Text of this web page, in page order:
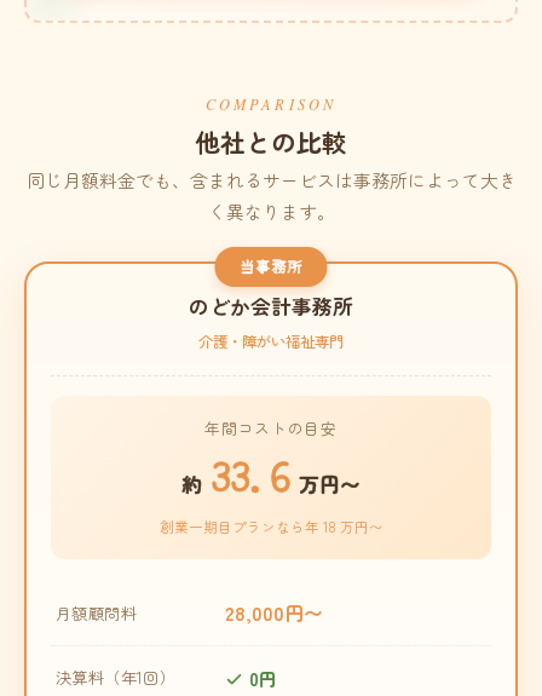
COMPARISON
他社との比較
同じ月額料金でも、含まれるサービスは事務所によって大き
く異なります。
当事務所
のどか会計事務所
介護・障がい福祉専門
年間コストの目安
約 33.6 万円〜
創業一期目プランなら年 18 万円〜
月額顧問料 28,000円〜
決算料（年1回） 0円